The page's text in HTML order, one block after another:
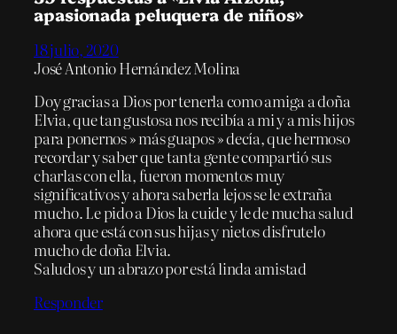
apasionada peluquera de niños»
18 julio, 2020
José Antonio Hernández Molina
Doy gracias a Dios por tenerla como amiga a doña
Elvia, que tan gustosa nos recibía a mi y a mis hijos
para ponernos » más guapos » decía, que hermoso
recordar y saber que tanta gente compartió sus
charlas con ella, fueron momentos muy
significativos y ahora saberla lejos se le extraña
mucho. Le pido a Dios la cuide y le de mucha salud
ahora que está con sus hijas y nietos disfrutelo
mucho de doña Elvia.
Saludos y un abrazo por está linda amistad
Responder